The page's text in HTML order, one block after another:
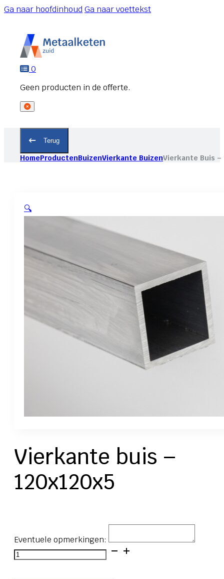
Ga naar hoofdinhoudGa naar voettekst
0
Terug
HomeProductenBuizenVierkante BuizenVierkante Buis –
🔍
Vierkante buis –
120x120x5
Eventuele opmerkingen:
Vierkante
buis